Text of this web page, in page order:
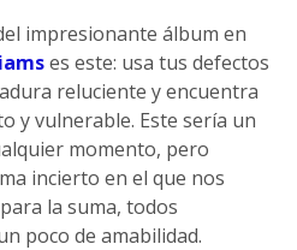
impresionante álbum en
es este: usa tus defectos
reluciente y encuentra
y vulnerable. Este sería un
momento, pero
incierto en el que nos
la suma, todos
poco de amabilidad.